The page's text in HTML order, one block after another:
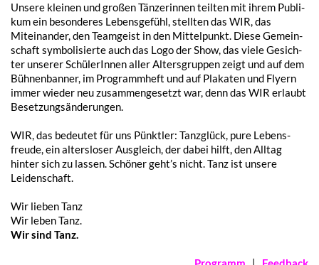
Unse­re klei­nen und großen Tänze­rin­nen teil­ten mit ihrem Publi­
kum ein beson­de­res Lebens­ge­fühl, stell­ten das WIR, das
Mitein­an­der, den Team­geist in den Mittel­punkt. Diese Gemein­
schaft symbo­li­sier­te auch das Logo der Show, das viele Gesich­
ter unse­rer Schü­le­rIn­nen aller Alters­grup­pen zeigt und auf dem
Bühnen­ban­ner, im Programm­heft und auf Plaka­ten und Flyern
immer wieder neu zusam­men­ge­setzt war, denn das WIR erlaubt
Besetzungsänderungen.
WIR, das bedeu­tet für uns Pünkt­ler: Tanz­glück, pure Lebens­
freu­de, ein alters­lo­ser Ausgleich, der dabei hilft, den Alltag
hinter sich zu lassen. Schö­ner geht’s nicht. Tanz ist unse­re
Leidenschaft.
Wir lieben Tanz
Wir leben Tanz.
Wir sind Tanz.